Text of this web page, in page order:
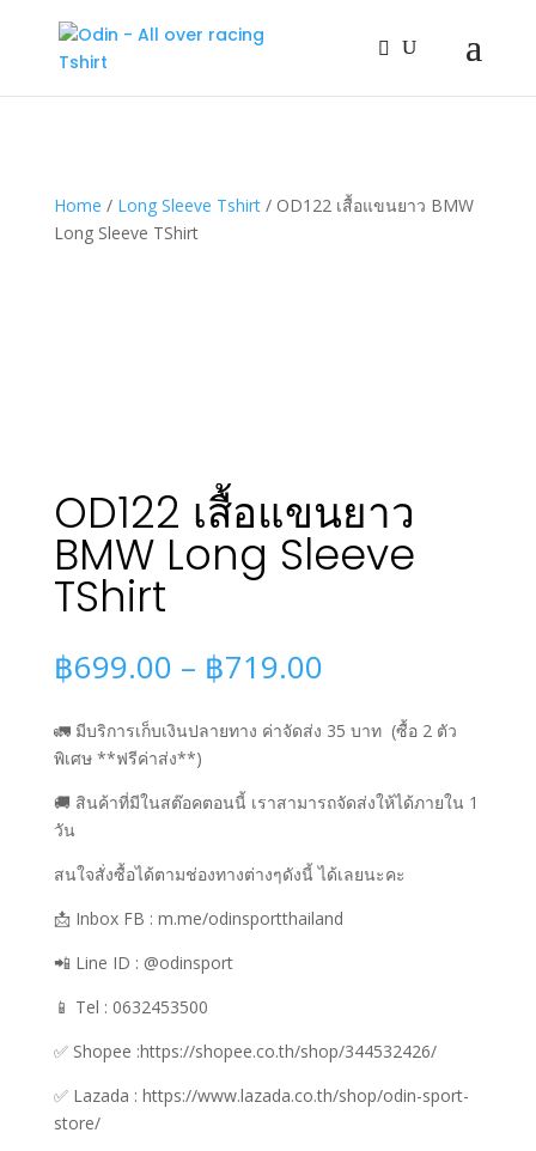
Home / Long Sleeve Tshirt/ OD122 เสื้อแขนยาว BMW
Long Sleeve TShirt
OD122 เสื้อแขนยาว
BMW Long Sleeve
TShirt
฿699.00 – ฿719.00Price
฿699.00
through
🚛 มีบริการเก็บเงินปลายทาง ค่าจัดส่ง 35 บาท (ซื้อ 2 ตัว
พิเศษ **ฟรีค่าส่ง**)
🚚 สินค้าที่มีในสต๊อคตอนนี้ เราสามารถจัดส่งให้ได้ภายใน 1
วัน
สนใจสั่งซื้อได้ตามช่องทางต่างๆดังนี้ ได้เลยนะคะ
📩 Inbox FB : m.me/odinsportthailand
📲 Line ID : @odinsport
📱 Tel : 0632453500
✅ Shopee :https://shopee.co.th/shop/344532426/
✅Lazada : https://www.lazada.co.th/shop/odin-sport-
store/